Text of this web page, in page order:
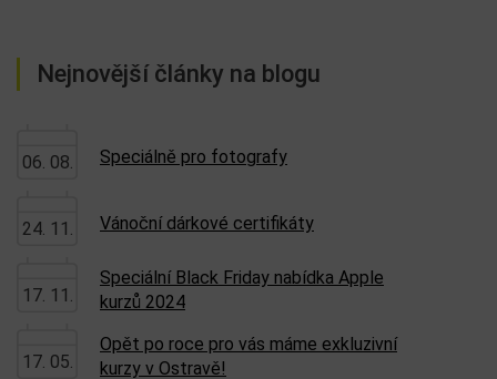
Nejnovější články na blogu
06. 08. Speciálně pro fotografy
24. 11. Vánoční dárkové certifikáty
17. 11.
Speciální Black Friday nabídka Apple
kurzů 2024
17. 05.
Opět po roce pro vás máme exkluzivní
kurzy v Ostravě!